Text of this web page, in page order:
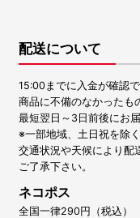
配送について
15:00までに入金が確認
商品に不備のなかったも
最短翌日～3日前後にお
※一部地域、土日祝を除く
交通状況や天候により配
ご了承下さい。
ネコポス
全国一律290円（税込）